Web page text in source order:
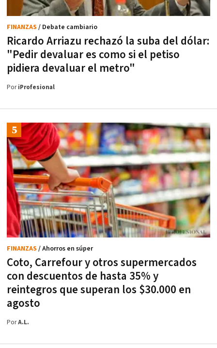
Ricardo Arriazu rechazó la suba del dólar:
"Pedir devaluar es como si el petiso
pidiera devaluar el metro"
FINANZAS / Debate cambiario
PoriProfesional
Coto, Carrefour y otros supermercados
con descuentos de hasta 35% y
reintegros que superan los $30.000 en
agosto
FINANZAS / Ahorros en súper
PorA.L.